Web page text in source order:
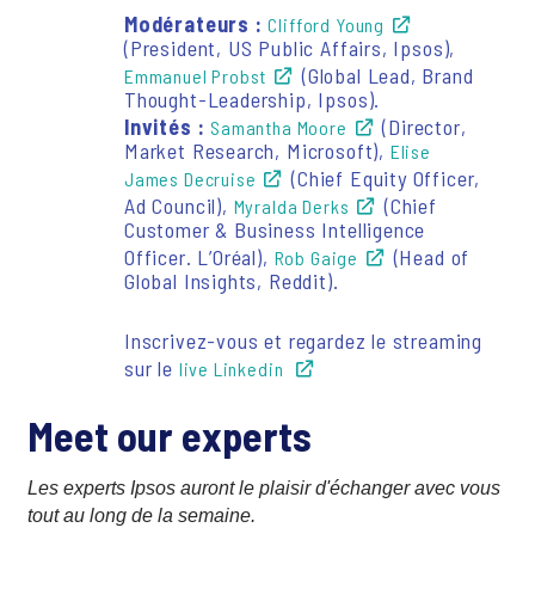
Modérateurs :Clifford Young
(President, US Public Affairs, Ipsos),
Emmanuel Probst
(Global Lead, Brand
Thought-Leadership, Ipsos).
Invités : Samantha Moore
(Director,
Market Research, Microsoft), Elise
James Decruise
(Chief Equity Officer,
Ad Council), Myralda Derks
(Chief
Customer & Business Intelligence
Officer. L’Oréal), Rob Gaige
(Head of
Global Insights, Reddit).
Inscrivez-vous et regardez le streaming
sur le live Linkedin
Meet our experts
Les experts Ipsos auront le plaisir d'échanger avec vous
tout au long de la semaine.